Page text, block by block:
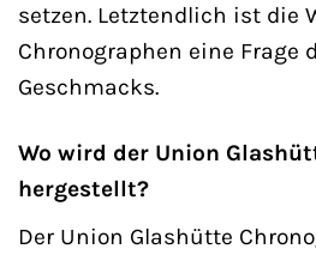
setzen. Letztendlich ist die
Chronographen eine Frage
Geschmacks.
Wo wird der Union
hergestellt?
Der Union Glashütte